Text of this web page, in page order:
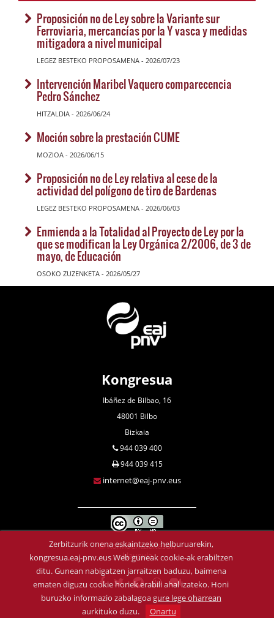
Proposición no de Ley sobre la Variante sur
Ferroviaria, mercancías por la Y vasca y medidas
mitigadora a nivel municipal
LEGEZ BESTEKO PROPOSAMENA - 2026/07/23
Intervención Maribel Vaquero comparecencia
Pedro Sánchez
HITZALDIA - 2026/06/24
Moción sobre la prestación CUME
MOZIOA - 2026/06/15
Proposición no de Ley relativa al cese de la
actividad del polígono de tiro de Bardenas
LEGEZ BESTEKO PROPOSAMENA - 2026/06/03
Enmienda a la Totalidad al Proyecto de Ley por la
que se modifican la Ley Orgánica 2/2006, de 3 de
mayo, de Educación
OSOKO ZUZENKETA - 2026/05/27
Kongresua
Ibáñez de Bilbao, 16
48001 Bilbo
Bizkaia
944 039 400
944 039 415
internet@eaj-pnv.eus
Konfidentzialtasun
klausula
Zerbitzurik onena eskaintzeko helburuarekin,
kongresua.eaj-pnv.eus Web guneak cookie-ak erabiltzen
ditu. Gunean nabigatzen jarraitzen baduzu, baimena
ematen diguzu cookie horiek erabili ahal izateko. Honi
buruzko informazio zabalagoagure lege oharrean
aurkituko duzu.
Onartu